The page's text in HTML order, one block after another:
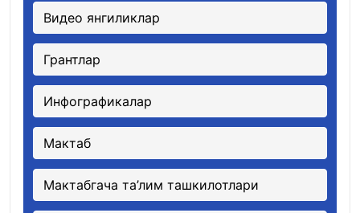
Видео янгиликлар
Грантлар
Инфографикалар
Мактаб
Мактабгача та’лим ташкилотлари